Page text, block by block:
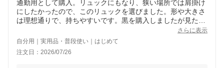
通勤用として購入。リュックにもなり、狭い場所では肩掛け
にしたかったので、このリュックを選びました。形や大きさ
は理想通りで、持ちやすいです。黒を購入しましたが見た目
も綺麗めです。内ポケットは少なめ。手持ち用の紐が薄く背
中もクッションが無い為、肩や背中に負担が来ますが、お値
段相当という印象です。まだレビューの記載が無かった為不
安ながらの購入でしたが、全体的として購入して良かったで
さらに表示
自分用｜実用品・普段使い｜はじめて
注文日：2026/07/26